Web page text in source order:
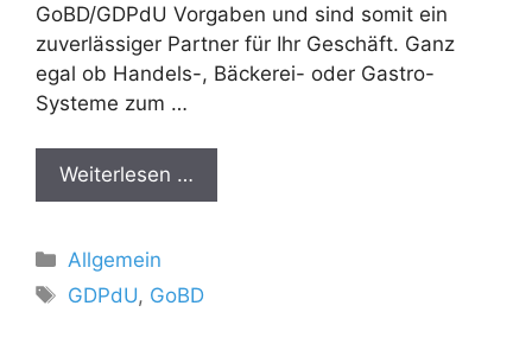
GoBD/GDPdU Vorgaben und sind somit ein
zuverlässiger Partner für Ihr Geschäft. Ganz
egal ob Handels-, Bäckerei- oder Gastro-
Systeme zum …
Weiterlesen …
Kategorien
Allgemein
Schlagwörter
GDPdU, GoBD